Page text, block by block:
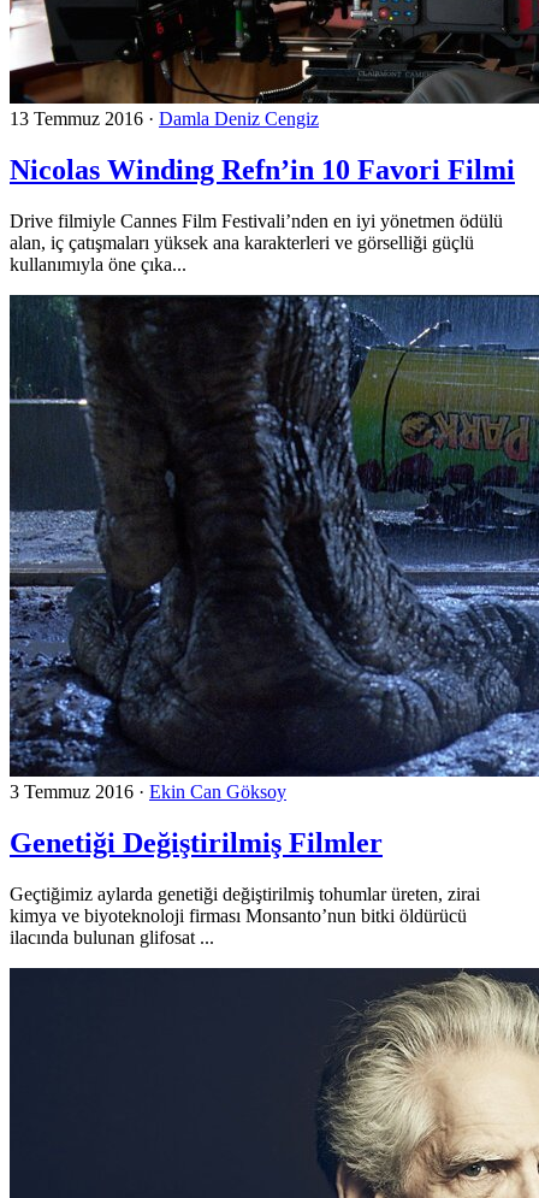
13 Temmuz 2016 · Damla Deniz Cengiz
Nicolas Winding Refn’in 10 Favori Filmi
Drive filmiyle Cannes Film Festivali’nden en iyi yönetmen ödülü
alan, iç çatışmaları yüksek ana karakterleri ve görselliği güçlü
kullanımıyla öne çıka...
3 Temmuz 2016 · Ekin Can Göksoy
Genetiği Değiştirilmiş Filmler
Geçtiğimiz aylarda genetiği değiştirilmiş tohumlar üreten, zirai
kimya ve biyoteknoloji firması Monsanto’nun bitki öldürücü
ilacında bulunan glifosat ...